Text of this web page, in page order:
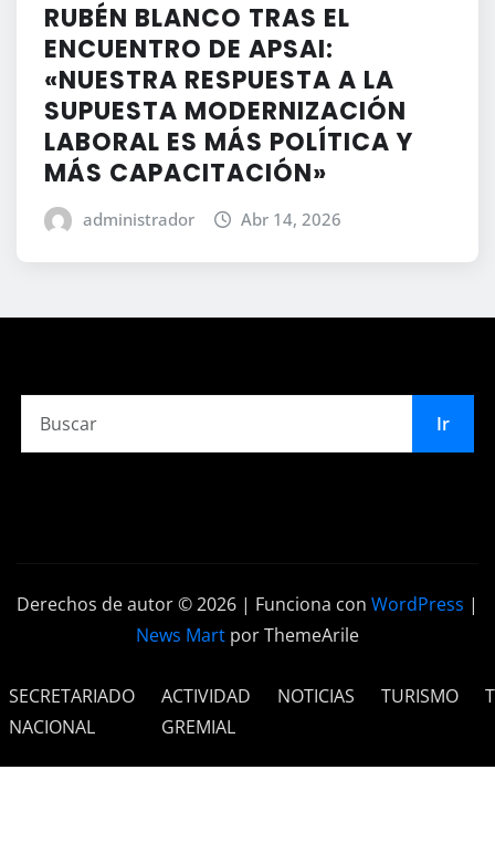
RUBÉN BLANCO TRAS EL
ENCUENTRO DE APSAI:
«NUESTRA RESPUESTA A LA
SUPUESTA MODERNIZACIÓN
LABORAL ES MÁS POLÍTICA Y
MÁS CAPACITACIÓN»
administrador Abr 14, 2026
Ir
Derechos de autor © 2026 | Funciona con WordPress |
News Mart por ThemeArile
SECRETARIADO
NACIONAL
ACTIVIDAD
GREMIAL
NOTICIAS TURISMO